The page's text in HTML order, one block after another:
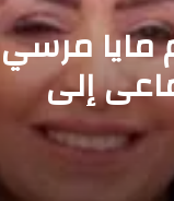
مايا مرسي
إلى
لريادة